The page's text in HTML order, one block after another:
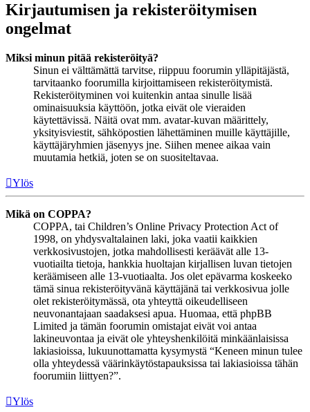
Kirjautumisen ja rekisteröitymisen
ongelmat
Miksi minun pitää rekisteröityä?
Sinun ei välttämättä tarvitse, riippuu foorumin ylläpitäjästä,
tarvitaanko foorumilla kirjoittamiseen rekisteröitymistä.
Rekisteröityminen voi kuitenkin antaa sinulle lisää
ominaisuuksia käyttöön, jotka eivät ole vieraiden
käytettävissä. Näitä ovat mm. avatar-kuvan määrittely,
yksityisviestit, sähköpostien lähettäminen muille käyttäjille,
käyttäjäryhmien jäsenyys jne. Siihen menee aikaa vain
muutamia hetkiä, joten se on suositeltavaa.
Ylös
Mikä on COPPA?
COPPA, tai Children’s Online Privacy Protection Act of
1998, on yhdysvaltalainen laki, joka vaatii kaikkien
verkkosivustojen, jotka mahdollisesti keräävät alle 13-
vuotiailta tietoja, hankkia huoltajan kirjallisen luvan tietojen
keräämiseen alle 13-vuotiaalta. Jos olet epävarma koskeeko
tämä sinua rekisteröityvänä käyttäjänä tai verkkosivua jolle
olet rekisteröitymässä, ota yhteyttä oikeudelliseen
neuvonantajaan saadaksesi apua. Huomaa, että phpBB
Limited ja tämän foorumin omistajat eivät voi antaa
lakineuvontaa ja eivät ole yhteyshenkilöitä minkäänlaisissa
lakiasioissa, lukuunottamatta kysymystä “Keneen minun tulee
olla yhteydessä väärinkäytöstapauksissa tai lakiasioissa tähän
foorumiin liittyen?”.
Ylös